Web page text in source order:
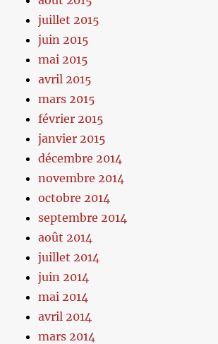
juillet 2015
juin 2015
mai 2015
avril 2015
mars 2015
février 2015
janvier 2015
décembre 2014
novembre 2014
octobre 2014
septembre 2014
août 2014
juillet 2014
juin 2014
mai 2014
avril 2014
mars 2014